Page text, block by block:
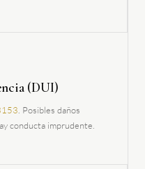
(DUI)
. Posibles daños
conducta imprudente.